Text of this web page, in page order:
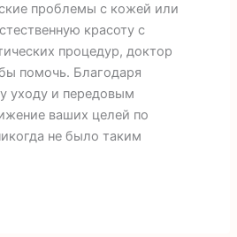
проблемы с кожей или
красоту с
процедур, доктор
помочь. Благодаря
уходу и передовым
ваших целей по
не было таким